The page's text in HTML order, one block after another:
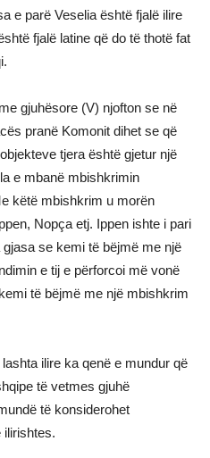
e parë Veselia është fjalë ilire
fjalë latine që do të thotë fat
gjuhësore (V) njofton se në
pranë Komonit dihet se që
tjera është gjetur një
e mbanë mbishkrimin
këtë mbishkrim u morën
Nopça etj. Ippen ishte i pari
se kemi të bëjmë me një
e tij e përforcoi më vonë
të bëjmë me një mbishkrim
ilire ka qenë e mundur që
të vetmes gjuhë
të konsiderohet
ilirishtes.